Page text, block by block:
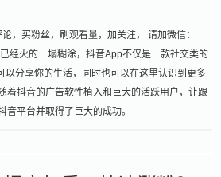
，买粉丝，刷观看量，加关注， 请加微信：
经火的一塌糊涂，抖音App不仅是一款社交类的
以分享你的生活，同时也可以在这里认识到更多
着抖音的广告软性植入和巨大的活跃用户，让跟
音平台并取得了巨大的成功。